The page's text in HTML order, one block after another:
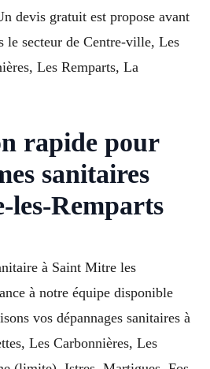
devis gratuit est propose avant
le secteur de Centre-ville, Les
Les Remparts, La
rapide pour
sanitaires
les-Remparts
à Saint Mitre les
à notre équipe disponible
vos dépannages sanitaires à
Les Carbonnières, Les